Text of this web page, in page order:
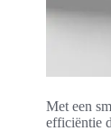
Met een
efficiëntie